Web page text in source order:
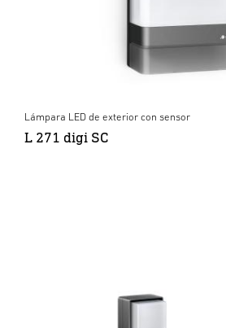
Lámpara LED de exterior con sensor
L 271 digi SC